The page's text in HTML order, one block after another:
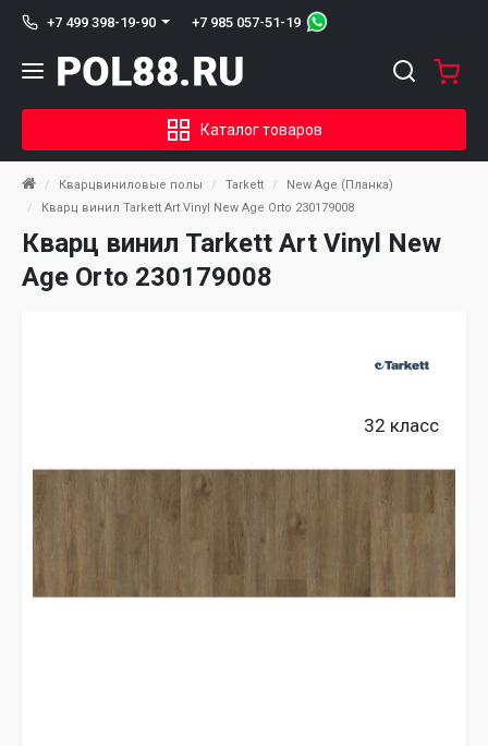
+7 499 398-19-90 +7 985 057-51-19
Каталог товаров
Кварцвиниловые полы Tarkett
New Age (Планка)
Кварц винил Tarkett Art Vinyl New Age Orto 230179008
Кварц винил Tarkett Art Vinyl New
Age Orto 230179008
32 класс